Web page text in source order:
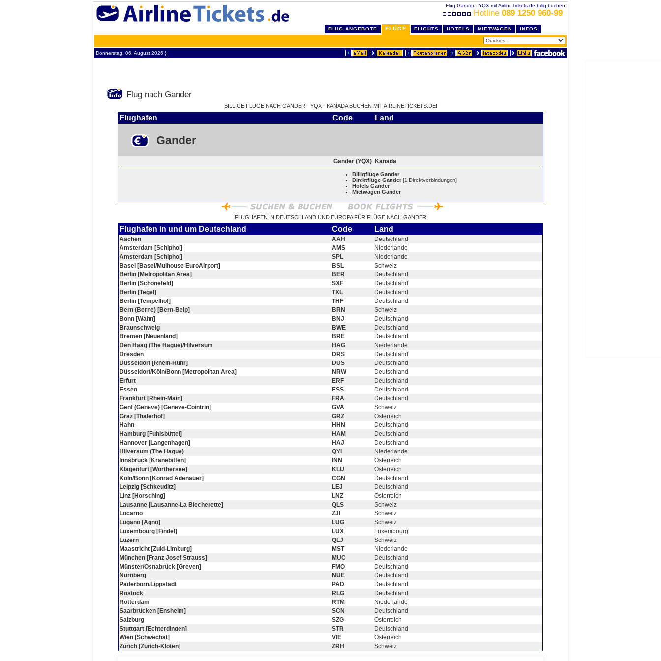
Flug Gander - YQX mit AirlineTickets.de billig buchen.
Hotline 089 1250 960-99
FLUG ANGEBOTE FLÜGE FLIGHTS HOTELS MIETWAGEN INFOS
Donnerstag, 06. August 2026 ¦
Flug nach Gander
BILLIGE FLÜGE NACH GANDER - YQX - KANADA BUCHEN MIT AIRLINETICKETS.DE!
Flughafen Code Land
Gander
Gander (YQX) Kanada
Billigflüge Gander
Direktflüge Gander [1 Direktverbindungen]
Hotels Gander
Mietwagen Gander
FLUGHAFEN IN DEUTSCHLAND UND EUROPA FÜR FLÜGE NACH GANDER
Flughafen in und um Deutschland Code Land
Aachen AAH
Deutschland
Amsterdam [Schiphol]
AMS
Niederlande
Amsterdam [Schiphol]
SPL
Niederlande
Basel [Basel/Mulhouse EuroAirport]
BSL
Schweiz
Berlin [Metropolitan Area]
BER
Deutschland
Berlin [Schönefeld]
SXF
Deutschland
Berlin [Tegel]
TXL
Deutschland
Berlin [Tempelhof]
THF
Deutschland
Bern (Berne) [Bern-Belp]
BRN
Schweiz
Bonn [Wahn]
BNJ
Deutschland
Braunschweig
BWE
Deutschland
Bremen [Neuenland]
BRE
Deutschland
Den Haag (The Hague)/Hilversum
HAG
Niederlande
Dresden
DRS
Deutschland
Düsseldorf [Rhein-Ruhr]
DUS
Deutschland
Düsseldorf/Köln/Bonn [Metropolitan Area]
NRW
Deutschland
Erfurt
ERF
Deutschland
Essen
ESS
Deutschland
Frankfurt [Rhein-Main]
FRA
Deutschland
Genf (Geneve) [Geneve-Cointrin]
GVA
Schweiz
Graz [Thalerhof]
GRZ
Österreich
Hahn
HHN
Deutschland
Hamburg [Fuhlsbüttel]
HAM
Deutschland
Hannover [Langenhagen]
HAJ
Deutschland
Hilversum (The Hague)
QYI
Niederlande
Innsbruck [Kranebitten]
INN
Österreich
Klagenfurt [Wörthersee]
KLU
Österreich
Köln/Bonn [Konrad Adenauer]
CGN
Deutschland
Leipzig [Schkeuditz]
LEJ
Deutschland
Linz [Horsching]
LNZ
Österreich
Lausanne [Lausanne-La Blecherette]
QLS
Schweiz
Locarno
ZJI
Schweiz
Lugano [Agno]
LUG
Schweiz
Luxembourg [Findel]
LUX
Luxembourg
Luzern
QLJ
Schweiz
Maastricht [Zuid-Limburg]
MST
Niederlande
München [Franz Josef Strauss]
MUC
Deutschland
Münster/Osnabrück [Greven]
FMO
Deutschland
Nürnberg
NUE
Deutschland
Paderborn/Lippstadt
PAD
Deutschland
Rostock
RLG
Deutschland
Rotterdam
RTM
Niederlande
Saarbrücken [Ensheim]
SCN
Deutschland
Salzburg
SZG
Österreich
Stuttgart [Echterdingen]
STR
Deutschland
Wien [Schwechat]
VIE
Österreich
Zürich [Zürich-Kloten]
ZRH Schweiz